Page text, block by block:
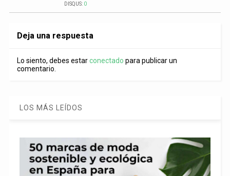
DISQUS: 0
Deja una respuesta
Lo siento, debes estarconectado para publicar un
comentario.
LOS MÁS LEÍDOS